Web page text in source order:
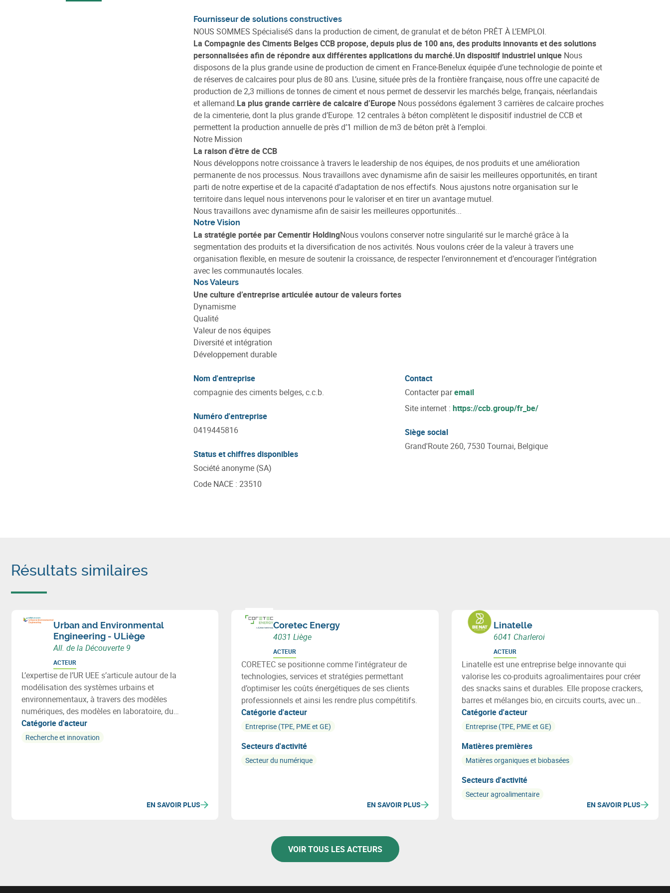
Fournisseur de solutions constructives
NOUS SOMMES SpécialiséS dans la production de ciment, de granulat et de béton PRÊT À L’EMPLOI.
La Compagnie des Ciments Belges CCB propose, depuis plus de 100 ans, des produits innovants et des solutions
personnalisées afin de répondre aux différentes applications du marché.Un dispositif industriel unique Nous
disposons de la plus grande usine de production de ciment en France-Benelux équipée d’une technologie de pointe et
de réserves de calcaires pour plus de 80 ans. L’usine, située près de la frontière française, nous offre une capacité de
production de 2,3 millions de tonnes de ciment et nous permet de desservir les marchés belge, français, néerlandais
et allemand.La plus grande carrière de calcaire d’Europe Nous possédons également 3 carrières de calcaire proches
de la cimenterie, dont la plus grande d’Europe. 12 centrales à béton complètent le dispositif industriel de CCB et
permettent la production annuelle de près d’1 million de m3 de béton prêt à l’emploi.
Notre Mission
La raison d'être de CCB
Nous développons notre croissance à travers le leadership de nos équipes, de nos produits et une amélioration
permanente de nos processus. Nous travaillons avec dynamisme afin de saisir les meilleures opportunités, en tirant
parti de notre expertise et de la capacité d’adaptation de nos effectifs. Nous ajustons notre organisation sur le
territoire dans lequel nous intervenons pour le valoriser et en tirer un avantage mutuel.
Nous travaillons avec dynamisme afin de saisir les meilleures opportunités...
Notre Vision
La stratégie portée par Cementir HoldingNous voulons conserver notre singularité sur le marché grâce à la
segmentation des produits et la diversification de nos activités. Nous voulons créer de la valeur à travers une
organisation flexible, en mesure de soutenir la croissance, de respecter l’environnement et d’encourager l’intégration
avec les communautés locales.
Nos Valeurs
Une culture d’entreprise articulée autour de valeurs fortes
Dynamisme
Qualité
Valeur de nos équipes
Diversité et intégration
Développement durable
Nom d'entreprise
compagnie des ciments belges, c.c.b.
Numéro d'entreprise
0419445816
Status et chiffres disponibles
Société anonyme (SA)
Code NACE : 23510
Contact
Contacter paremail
Site internet : https://ccb.group/fr_be/
Siège social
Grand'Route 260, 7530 Tournai, Belgique
Résultats similaires
Urban and Environmental
Engineering - ULiège
All. de la Découverte 9
ACTEUR
L’expertise de l’UR UEE s’articule autour de la
modélisation des systèmes urbains et
environnementaux, à travers des modèles
numériques, des modèles en laboratoire, du
monitoring in-situ (smart metering) ou des outils
collaboratifs.
Catégorie d'acteur
Recherche et innovation
EN SAVOIR PLUS
Coretec Energy
4031 Liège
ACTEUR
CORETEC se positionne comme l'intégrateur de
technologies, services et stratégies permettant
d’optimiser les coûts énergétiques de ses clients
professionnels et ainsi les rendre plus compétitifs.
Catégorie d'acteur
Entreprise (TPE, PME et GE)
Secteurs d'activité
Secteur du numérique
EN SAVOIR PLUS
Linatelle
6041 Charleroi
ACTEUR
Linatelle est une entreprise belge innovante qui
valorise les co-produits agroalimentaires pour créer
des snacks sains et durables. Elle propose crackers,
barres et mélanges bio, en circuits courts, avec un
fort engagement écologique et social.
Catégorie d'acteur
Entreprise (TPE, PME et GE)
Matières premières
Matières organiques et biobasées
Secteurs d'activité
Secteur agroalimentaire
EN SAVOIR PLUS
VOIR TOUS LES ACTEURS